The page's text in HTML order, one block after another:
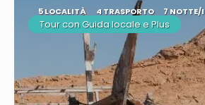
5 LOCALITÀ 4 TRASPORTO 7 NOTTE/I
Tour con Guida locale e Plus